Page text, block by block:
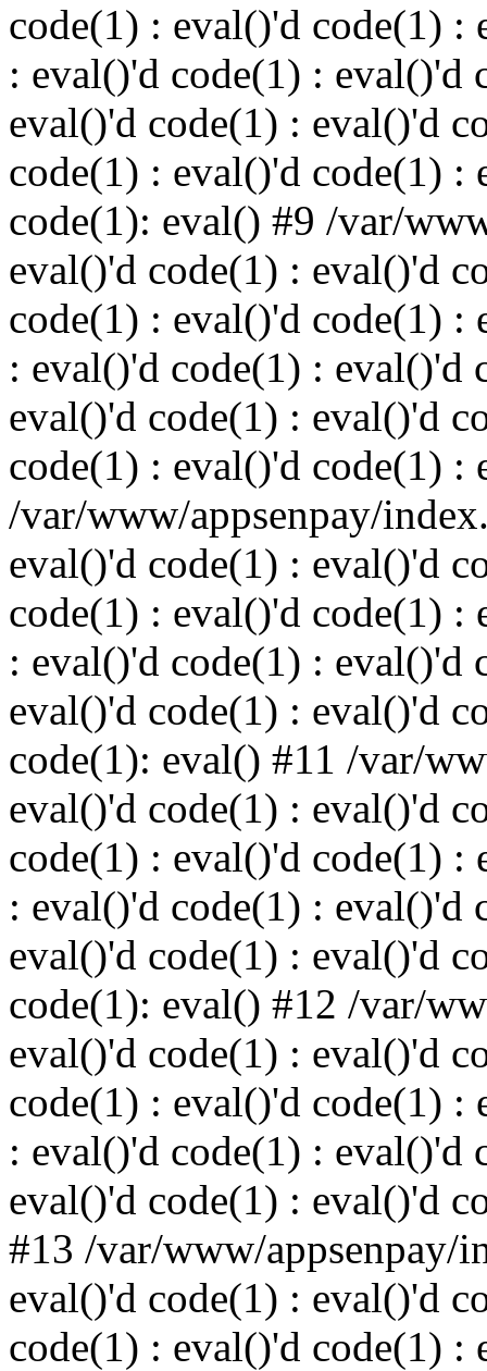
code(1) : eval()'d code(1) :
: eval()'d code(1) : eval()'d
eval()'d code(1) : eval()'d
code(1) : eval()'d code(1) :
code(1): eval() #9 /var/
eval()'d code(1) : eval()'d
code(1) : eval()'d code(1) :
: eval()'d code(1) : eval()'d
eval()'d code(1) : eval()'d
code(1) : eval()'d code(1) :
/var/www/appsenpay/
eval()'d code(1) : eval()'d
code(1) : eval()'d code(1) :
: eval()'d code(1) : eval()'d
eval()'d code(1) : eval()'d
code(1): eval() #11 /var/
eval()'d code(1) : eval()'d
code(1) : eval()'d code(1) :
: eval()'d code(1) : eval()'d
eval()'d code(1) : eval()'d
code(1): eval() #12 /var/
eval()'d code(1) : eval()'d
code(1) : eval()'d code(1) :
: eval()'d code(1) : eval()'d
eval()'d code(1) : eval()'d
#13 /var/www/appsenpay/
eval()'d code(1) : eval()'d
code(1) : eval()'d code(1) :